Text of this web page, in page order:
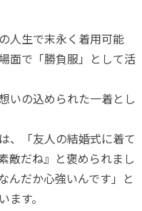
人生で末永く着用可能
面で「勝負服」として活
いの込められた一着とし
、「友人の結婚式に着て
敵だね』と褒められまし
んだか心強いんです」と
ます。